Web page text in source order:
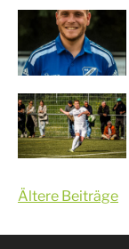
Ältere Beiträge